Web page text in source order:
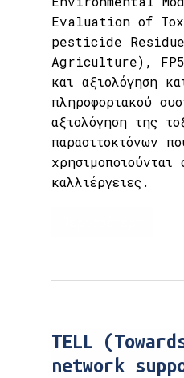
Evaluation of
pesticide
Agriculture),
και αξιολόγηση
πληροφοριακού
αξιολόγηση της
παρασιτοκτόνων
χρησιμοποιούνται
καλλιέργειες.
TELL
network